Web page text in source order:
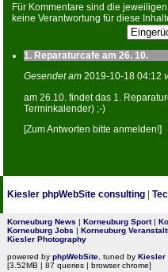
Für Kommentare sind die
keine Verantwortung für diese
1. Reparaturcafe am 26. 10.
Gesendet am 2019-10-18 04:12
am 26.10. findet das 1.
Terminkalender) ;-)
[Zum Antworten bitte anmelden!]
Kiesler phpWebSite consulting
Korneuburg News | Korneuburg Sport|
Korneuburg Jobs | Korneuburg
Kiesler Photography
powered by phpWebSite , tuned by Kiesler
[3.52MB | 87 queries | browser chrome]